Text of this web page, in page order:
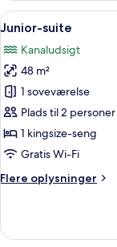
Indlæs
alle
billeder
af
Junior-
suite
15
Junior-suite
Kanaludsigt
48 m²
1 soveværelse
Plads til 2 personer
1 kingsize-seng
Gratis Wi-Fi
Flere oplysninger
Flere
suite